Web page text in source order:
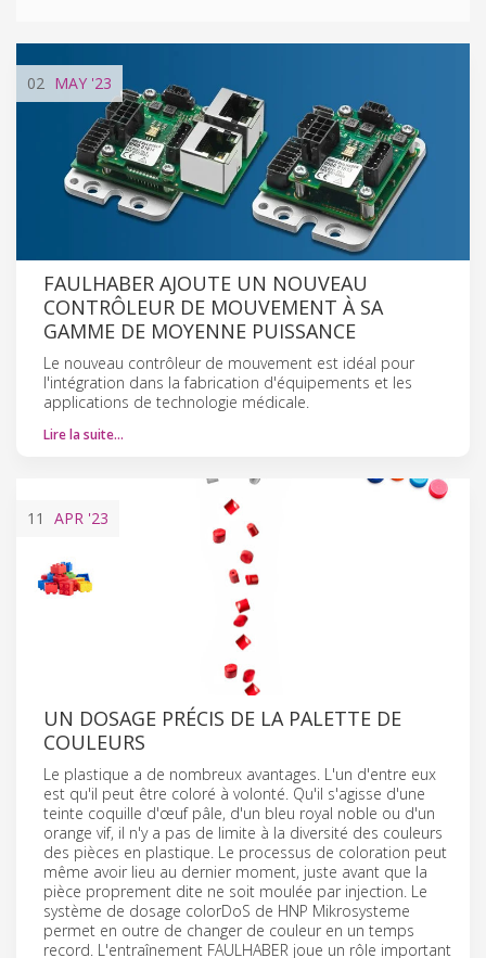
02 MAY '23
FAULHABER AJOUTE UN NOUVEAU
CONTRÔLEUR DE MOUVEMENT À SA
GAMME DE MOYENNE PUISSANCE
Le nouveau contrôleur de mouvement est idéal pour
l'intégration dans la fabrication d'équipements et les
applications de technologie médicale.
Lire la suite…
11 APR '23
UN DOSAGE PRÉCIS DE LA PALETTE DE
COULEURS
Le plastique a de nombreux avantages. L'un d'entre eux
est qu'il peut être coloré à volonté. Qu'il s'agisse d'une
teinte coquille d'œuf pâle, d'un bleu royal noble ou d'un
orange vif, il n'y a pas de limite à la diversité des couleurs
des pièces en plastique. Le processus de coloration peut
même avoir lieu au dernier moment, juste avant que la
pièce proprement dite ne soit moulée par injection. Le
système de dosage colorDoS de HNP Mikrosysteme
permet en outre de changer de couleur en un temps
record. L'entraînement FAULHABER joue un rôle important